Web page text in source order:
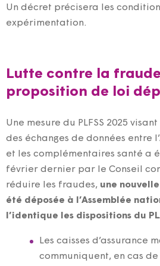
Un décret précisera les
expérimentation.
Lutte contre la
proposition de loi
Une mesure du PLFSS 2025
des échanges de données entre
et les complémentaires santé a
février dernier par le Conseil
réduire les fraudes, une
été déposée à l’Assemblée
l’identique les dispositions du
Les caisses d’assurance
communiquent, en cas